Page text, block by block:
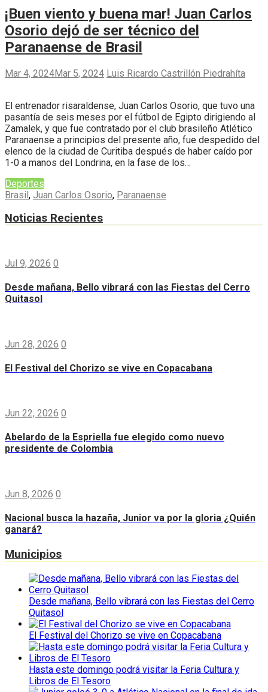
¡Buen viento y buena mar! Juan Carlos
Osorio dejó de ser técnico del
Paranaense de Brasil
Mar 4, 2024Mar 5, 2024 Luis Ricardo Castrillón Piedrahíta
El entrenador risaraldense, Juan Carlos Osorio, que tuvo una
pasantía de seis meses por el fútbol de Egipto dirigiendo al
Zamalek, y que fue contratado por el club brasileño Atlético
Paranaense a principios del presente año, fue despedido del
elenco de la ciudad de Curitiba después de haber caído por
1-0 a manos del Londrina, en la fase de los…
Deportes
Brasil, Juan Carlos Osorio, Paranaense
Noticias Recientes
Jul 9, 2026 0
Desde mañana, Bello vibrará con las Fiestas del Cerro
Quitasol
Jun 28, 2026 0
El Festival del Chorizo se vive en Copacabana
Jun 22, 2026 0
Abelardo de la Espriella fue elegido como nuevo
presidente de Colombia
Jun 8, 2026 0
Nacional busca la hazaña, Junior va por la gloria ¿Quién
ganará?
Municipios
Desde mañana, Bello vibrará con las Fiestas del Cerro
Quitasol
El Festival del Chorizo se vive en Copacabana
Hasta este domingo podrá visitar la Feria Cultura y
Libros de El Tesoro